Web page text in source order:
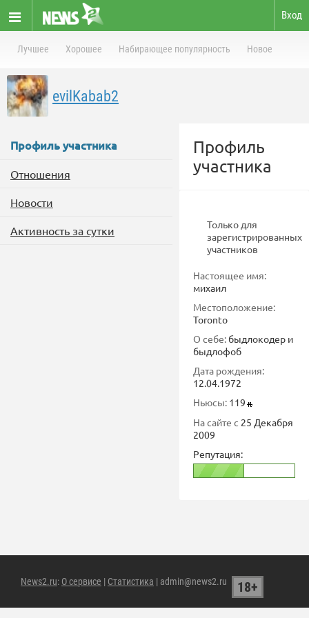
Вход
Лучшее Хорошее Набирающее популярность Новое
evilKabab2
Профиль участника
Отношения
Новости
Активность за сутки
Профиль
участника
Только для
зарегистрированных
участников
Настоящее имя:
михаил
Местоположение:
Toronto
О себе: быдлокодер и
быдлофоб
Дата рождения:
12.04.1972
Ньюсы: 119
На сайте с 25 Декабря
2009
Репутация:
News2.ru: О сервисе | Статистика | admin@news2.ru 18+